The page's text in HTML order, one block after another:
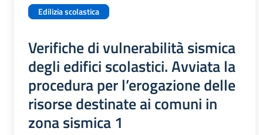
Edilizia scolastica
Verifiche di vulnerabilità sismica
degli edifici scolastici. Avviata la
procedura per l’erogazione delle
risorse destinate ai comuni in
zona sismica 1